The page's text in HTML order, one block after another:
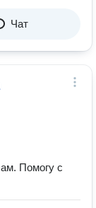
Чат
Помогу с